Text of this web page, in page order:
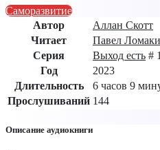
Саморазвитие
Автор
Аллан Скотт
Читает
Павел
Серия
Выход есть # 1
Год
2023
Длительность
6 часов 9
Прослушиваний 144
Описание аудиокниги